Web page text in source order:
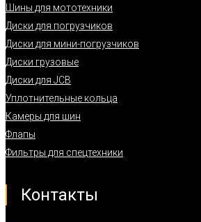
Шины для мототехники
Диски для погрузчиков
Диски для мини-погрузчиков
Диски грузовые
Диски для JCB
Уплотнительные кольца
Камеры для шин
Флапы
Фильтры для спецтехники
Контакты